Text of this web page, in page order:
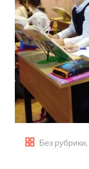
Без рубрики,